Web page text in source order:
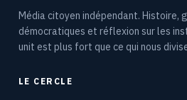
Média citoyen indépendant. Histoire,
démocratiques et réflexion sur les
unit est plus fort que ce qui nous
LE CERCLE